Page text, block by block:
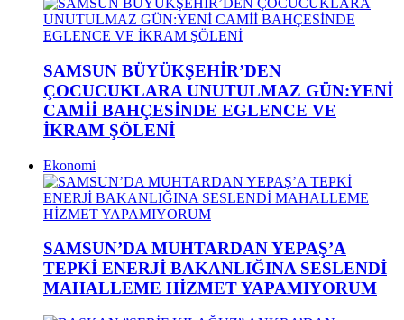
SAMSUN BÜYÜKŞEHİR’DEN
ÇOCUCUKLARA UNUTULMAZ GÜN:YENİ
CAMİİ BAHÇESİNDE EGLENCE VE
İKRAM ŞÖLENİ
Ekonomi
SAMSUN’DA MUHTARDAN YEPAŞ’A
TEPKİ ENERJİ BAKANLIĞINA SESLENDİ
MAHALLEME HİZMET YAPAMIYORUM